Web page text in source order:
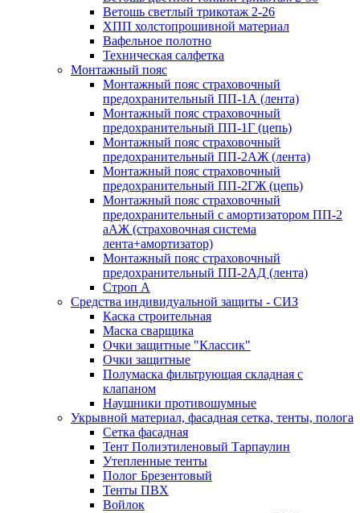
Ветошь светлый трикотаж 2-26
ХПП холстопрошивной материал
Вафельное полотно
Техническая салфетка
Монтажный пояс
Монтажный пояс страховочный
предохранительный ПП-1А (лента)
Монтажный пояс страховочный
предохранительный ПП-1Г (цепь)
Монтажный пояс страховочный
предохранительный ПП-2АЖ (лента)
Монтажный пояс страховочный
предохранительный ПП-2ГЖ (цепь)
Монтажный пояс страховочный
предохранительный с амортизатором ПП-2
аАЖ (страховочная система
лента+амортизатор)
Монтажный пояс страховочный
предохранительный ПП-2АД (лента)
Строп А
Средства индивидуальной защиты - СИЗ
Каска строительная
Маска сварщика
Очки защитные "Классик"
Очки защитные
Полумаска фильтрующая складная с
клапаном
Наушники противошумные
Укрывной материал, фасадная сетка, тенты, полога
Сетка фасадная
Тент Полиэтиленовый Тарпаулин
Утепленные тенты
Полог Брезентовый
Тенты ПВХ
Войлок